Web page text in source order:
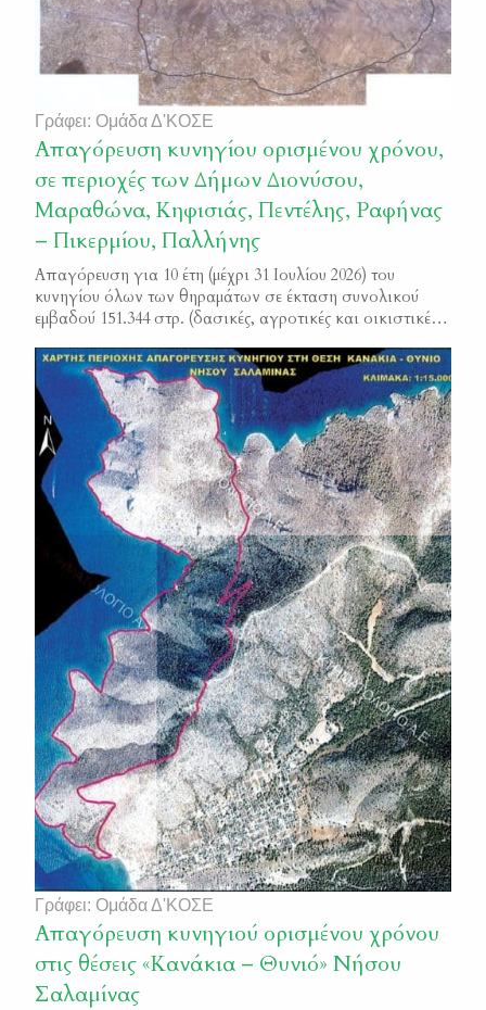
Γράφει: Ομάδα Δ'ΚΟΣΕ
Απαγόρευση κυνηγίου ορισμένου χρόνου,
σε περιοχές των Δήμων Διονύσου,
Μαραθώνα, Κηφισιάς, Πεντέλης, Ραφήνας
– Πικερμίου, Παλλήνης
Απαγόρευση για 10 έτη (μέχρι 31 Ιουλίου 2026) του
κυνηγίου όλων των θηραμάτων σε έκταση συνολικού
εμβαδού 151.344 στρ. (δασικές, αγροτικές και οικιστικές)
Μαραθώνα, Κηφισιάς, Πεντέλης, Ραφήνας – Πικερμίου &
Παλλήνης. Φ.Ε.Κ. 2390/Β/2016
Γράφει: Ομάδα Δ'ΚΟΣΕ
Απαγόρευση κυνηγιού ορισμένου χρόνου
στις θέσεις «Κανάκια – Θυνιό» Νήσου
Σαλαμίνας